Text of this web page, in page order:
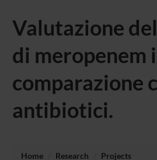
Valutazione
di meropenem
comparazione
antibiotici.
Home Research
Projects